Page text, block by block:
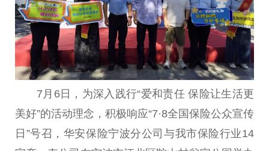
7月6日，为深入践行“爱和责任 保险让生活更
美好”的活动理念，积极响应“7·8全国保险公众宣传
日”号召，华安保险宁波分公司与我市保险行业14